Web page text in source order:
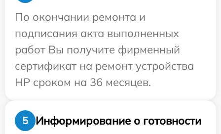
По окончании ремонта и
подписания акта выполненных
работ Вы получите фирменный
сертификат на ремонт устройства
HP сроком на 36 месяцев.
5
Информирование о готовности